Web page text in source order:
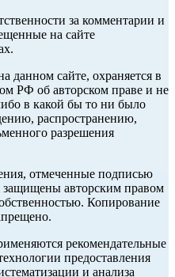
за комментарии и
на сайте
данном сайте, охраняется в
РФ об авторском праве и не
в какой бы то ни было
распространению,
разрешения
отмеченные подписью
защищены авторским правом
Копирование
рекомендательные
предоставления
и анализа